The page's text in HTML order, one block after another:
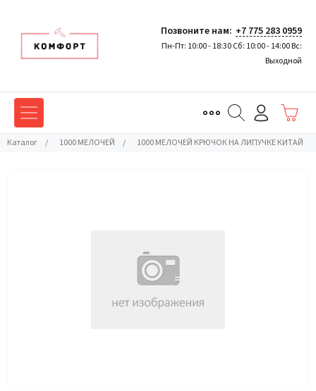
Позвоните нам: +7 775 283 0959
Пн-Пт: 10:00 - 18:30 Сб: 10:00 - 14:00 Вс:
Выходной
Каталог / 1000 МЕЛОЧЕЙ / 1000 МЕЛОЧЕЙ КРЮЧОК НА ЛИПУЧКЕ КИТАЙ